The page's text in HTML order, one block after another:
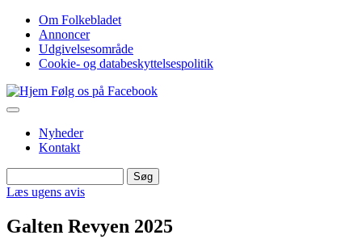
hovedindhold
Top
navigation
Om Folkebladet
Annoncer
Udgivelsesområde
Cookie- og databeskyttelsespolitik
Følg os på Facebook
Nyheder
Kontakt
Søg
Læs ugens avis
Galten Revyen 2025